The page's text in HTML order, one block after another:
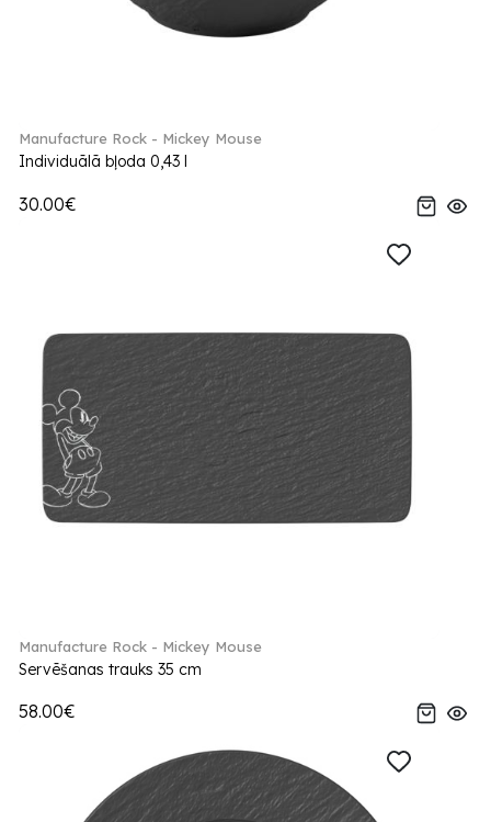
Manufacture Rock - Mickey Mouse
Individuālā bļoda 0,43 l
30.00€
Manufacture Rock - Mickey Mouse
Servēšanas trauks 35 cm
58.00€